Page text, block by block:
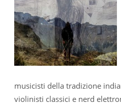
musicisti della tradizione
violinisti classici e nerd